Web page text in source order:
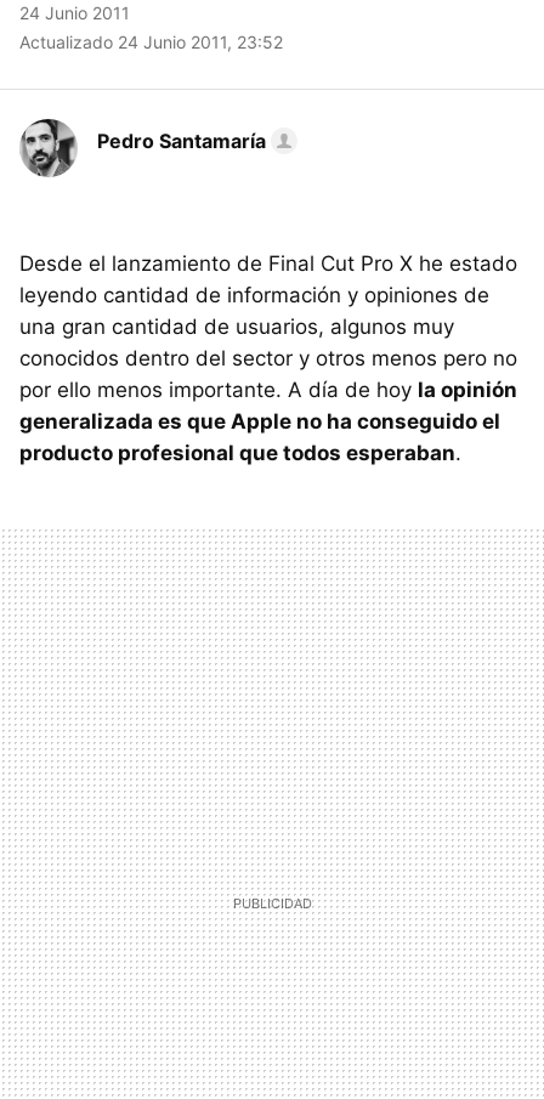
24 Junio 2011
Actualizado 24 Junio 2011, 23:52
Pedro Santamaría
Desde el lanzamiento de Final Cut Pro X he estado
leyendo cantidad de información y opiniones de
una gran cantidad de usuarios, algunos muy
conocidos dentro del sector y otros menos pero no
por ello menos importante. A día de hoy la opinión
generalizada es que Apple no ha conseguido el
producto profesional que todos esperaban.